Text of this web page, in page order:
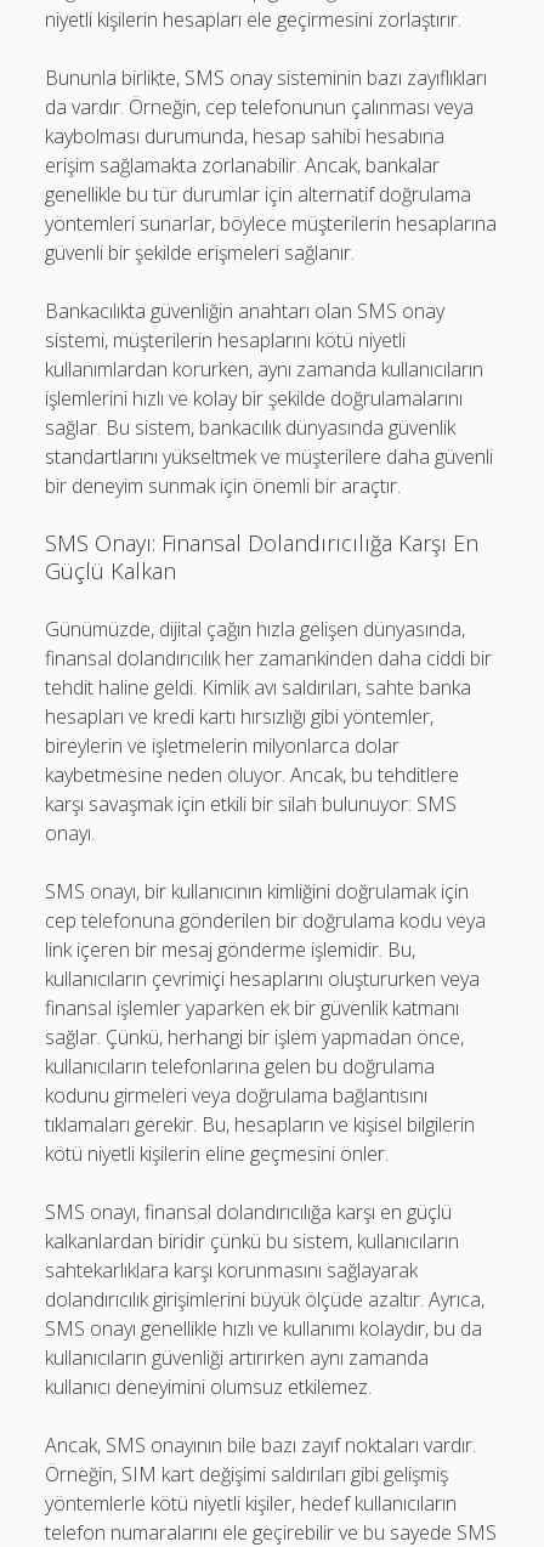
niyetli kişilerin hesapları ele geçirmesini zorlaştırır.
Bununla birlikte, SMS onay sisteminin bazı zayıflıkları
da vardır. Örneğin, cep telefonunun çalınması veya
kaybolması durumunda, hesap sahibi hesabına
erişim sağlamakta zorlanabilir. Ancak, bankalar
genellikle bu tür durumlar için alternatif doğrulama
yöntemleri sunarlar, böylece müşterilerin hesaplarına
güvenli bir şekilde erişmeleri sağlanır.
Bankacılıkta güvenliğin anahtarı olan SMS onay
sistemi, müşterilerin hesaplarını kötü niyetli
kullanımlardan korurken, aynı zamanda kullanıcıların
işlemlerini hızlı ve kolay bir şekilde doğrulamalarını
sağlar. Bu sistem, bankacılık dünyasında güvenlik
standartlarını yükseltmek ve müşterilere daha güvenli
bir deneyim sunmak için önemli bir araçtır.
SMS Onayı: Finansal Dolandırıcılığa Karşı En
Güçlü Kalkan
Günümüzde, dijital çağın hızla gelişen dünyasında,
finansal dolandırıcılık her zamankinden daha ciddi bir
tehdit haline geldi. Kimlik avı saldırıları, sahte banka
hesapları ve kredi kartı hırsızlığı gibi yöntemler,
bireylerin ve işletmelerin milyonlarca dolar
kaybetmesine neden oluyor. Ancak, bu tehditlere
karşı savaşmak için etkili bir silah bulunuyor: SMS
onayı.
SMS onayı, bir kullanıcının kimliğini doğrulamak için
cep telefonuna gönderilen bir doğrulama kodu veya
link içeren bir mesaj gönderme işlemidir. Bu,
kullanıcıların çevrimiçi hesaplarını oluştururken veya
finansal işlemler yaparken ek bir güvenlik katmanı
sağlar. Çünkü, herhangi bir işlem yapmadan önce,
kullanıcıların telefonlarına gelen bu doğrulama
kodunu girmeleri veya doğrulama bağlantısını
tıklamaları gerekir. Bu, hesapların ve kişisel bilgilerin
kötü niyetli kişilerin eline geçmesini önler.
SMS onayı, finansal dolandırıcılığa karşı en güçlü
kalkanlardan biridir çünkü bu sistem, kullanıcıların
sahtekarlıklara karşı korunmasını sağlayarak
dolandırıcılık girişimlerini büyük ölçüde azaltır. Ayrıca,
SMS onayı genellikle hızlı ve kullanımı kolaydır, bu da
kullanıcıların güvenliği artırırken aynı zamanda
kullanıcı deneyimini olumsuz etkilemez.
Ancak, SMS onayının bile bazı zayıf noktaları vardır.
Örneğin, SIM kart değişimi saldırıları gibi gelişmiş
yöntemlerle kötü niyetli kişiler, hedef kullanıcıların
telefon numaralarını ele geçirebilir ve bu sayede SMS